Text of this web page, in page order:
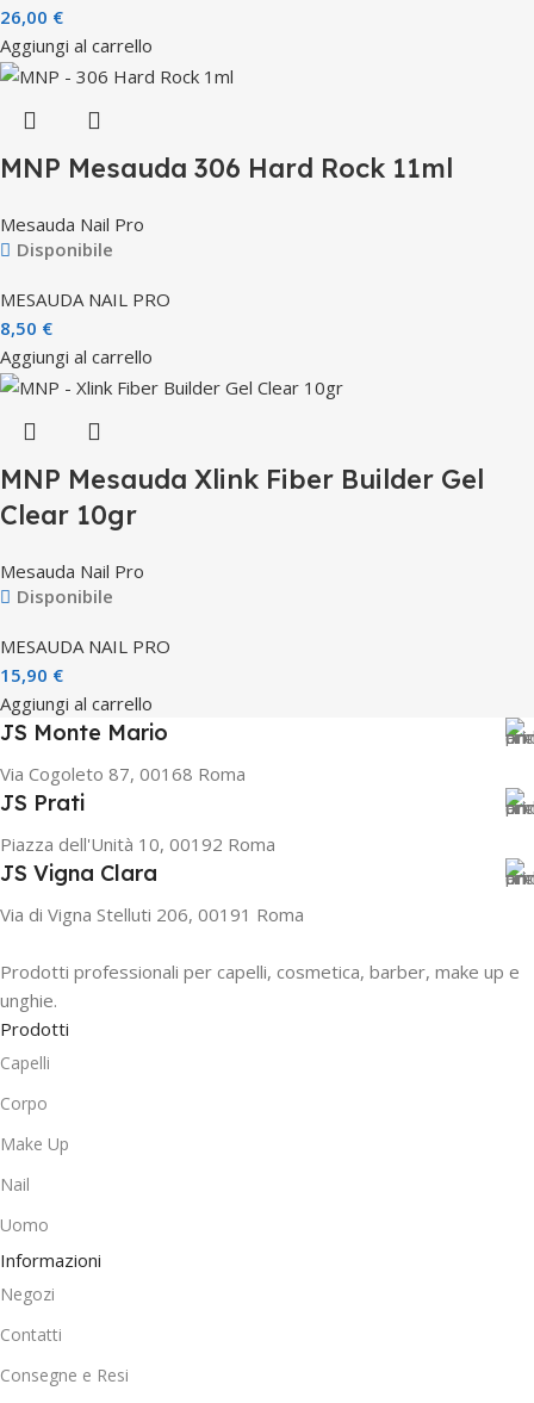
26,00 €
Aggiungi al carrello
MNP Mesauda 306 Hard Rock 11ml
Mesauda Nail Pro
Disponibile
MESAUDA NAIL PRO
8,50 €
Aggiungi al carrello
MNP Mesauda Xlink Fiber Builder Gel
Clear 10gr
Mesauda Nail Pro
Disponibile
MESAUDA NAIL PRO
15,90 €
Aggiungi al carrello
JS Monte Mario
Via Cogoleto 87, 00168 Roma
JS Prati
Piazza dell'Unità 10, 00192 Roma
JS Vigna Clara
Via di Vigna Stelluti 206, 00191 Roma
Prodotti professionali per capelli, cosmetica, barber, make up e
unghie.
Prodotti
Capelli
Corpo
Make Up
Nail
Uomo
Informazioni
Negozi
Contatti
Consegne e Resi